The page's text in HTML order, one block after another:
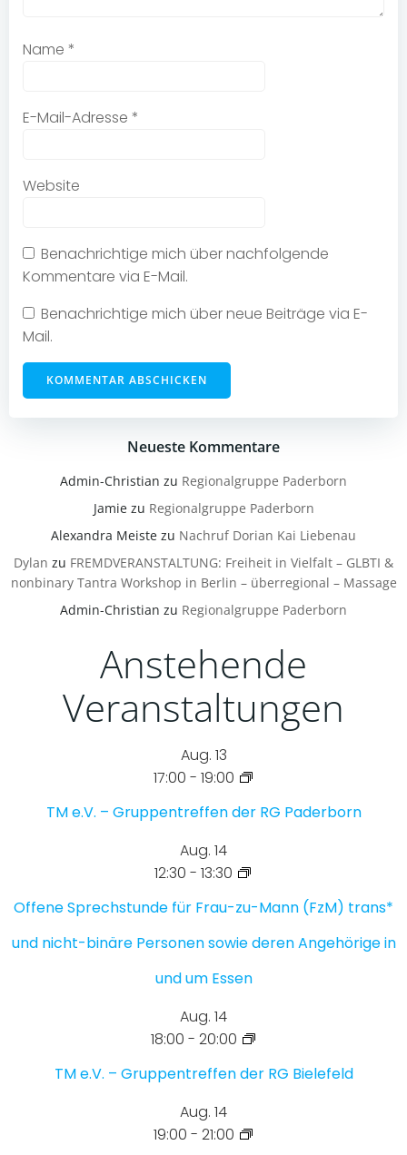
Name *
E-Mail-Adresse *
Website
Benachrichtige mich über nachfolgende
Kommentare via E-Mail.
Benachrichtige mich über neue Beiträge via E-
Mail.
Neueste Kommentare
Admin-Christian zu Regionalgruppe Paderborn
Jamiezu Regionalgruppe Paderborn
Alexandra Meiste zu Nachruf Dorian Kai Liebenau
Dylan zu FREMDVERANSTALTUNG: Freiheit in Vielfalt – GLBTI &
nonbinary Tantra Workshop in Berlin – überregional – Massage
Admin-Christian zu Regionalgruppe Paderborn
Anstehende
Veranstaltungen
Aug. 13
17:00 - 19:00
TM e.V. – Gruppentreffen der RG Paderborn
Aug. 14
12:30 - 13:30
Offene Sprechstunde für Frau-zu-Mann (FzM) trans*
und nicht-binäre Personen sowie deren Angehörige in
und um Essen
Aug. 14
18:00 - 20:00
TM e.V. – Gruppentreffen der RG Bielefeld
Aug. 14
19:00 - 21:00